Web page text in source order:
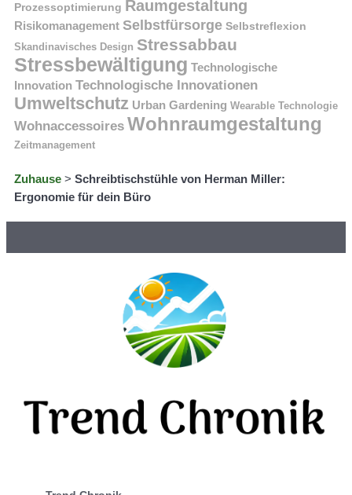
Prozessoptimierung Raumgestaltung
Risikomanagement Selbstfürsorge Selbstreflexion
Skandinavisches Design Stressabbau
Stressbewältigung Technologische
Innovation Technologische Innovationen
Umweltschutz Urban Gardening Wearable Technologie
Wohnaccessoires Wohnraumgestaltung
Zeitmanagement
Zuhause > Schreibtischstühle von Herman Miller:
Ergonomie für dein Büro